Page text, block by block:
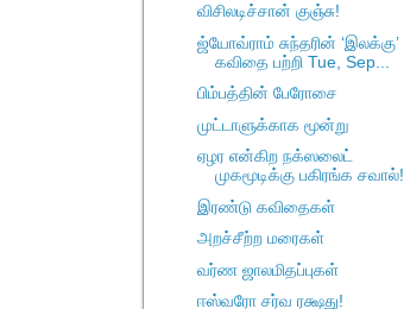
விசிலடிச்சான் குஞ்சு!
ஜ்யோவ்ராம் சுந்தரின் ‘இலக்கு’
கவிதை பற்றி Tue, Sep...
பிம்பத்தின் பேரோசை
முட்டாளுக்காக மூன்று
ஏழர என்கிற நக்ஸலைட்
முகமூடிக்கு பகிரங்க சவால்!
இரண்டு கவிதைகள்
அறச்சீற்ற மரைகள்
வர்ண ஜாலமிதப்புகள்
ஈஸ்வரோ சர்வ ரக்ஷது!